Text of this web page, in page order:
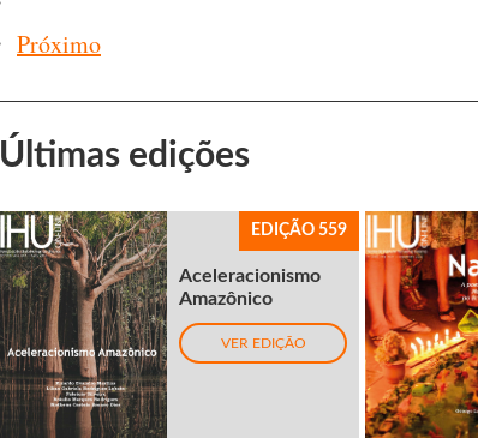
Próximo
Últimas edições
EDIÇÃO 559
Aceleracionismo
Amazônico
VER EDIÇÃO